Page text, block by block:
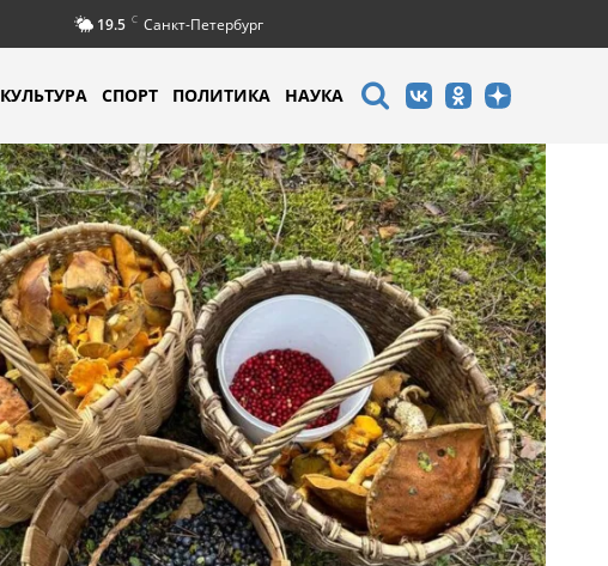
19.5 C Санкт-Петербург
КУЛЬТУРА СПОРТ ПОЛИТИКА НАУКА